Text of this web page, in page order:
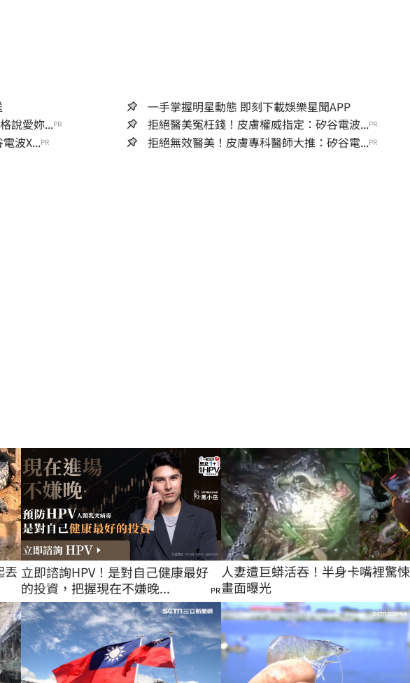
一手掌握明星動態 即刻下載娛樂星聞APP
說愛妳...PR 拒絕醫美冤枉錢！皮膚權威指定：矽谷電波...PR
波X...PR 拒絕無效醫美！皮膚專科醫師大推：矽谷電...PR
丟 立即諮詢HPV！是對自己健康最好
的投資，把握現在不嫌晚...
PR
人妻遭巨蟒活吞！半身卡嘴裡驚悚
畫面曝光